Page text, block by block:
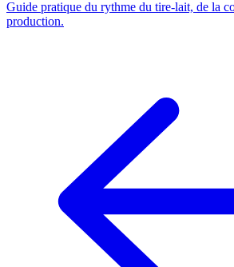
Guide pratique du rythme du tire-lait, de la
production.